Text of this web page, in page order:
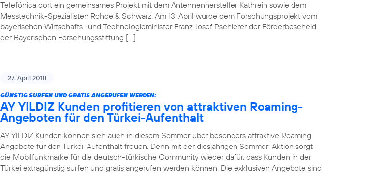
Telefónica dort ein gemeinsames Projekt mit dem Antennenhersteller Kathrein sowie dem
Messtechnik-Spezialisten Rohde & Schwarz. Am 13. April wurde dem Forschungsprojekt vom
bayerischen Wirtschafts- und Technologieminister Franz Josef Pschierer der Förderbescheid
der Bayerischen Forschungsstiftung […]
27. April 2018
GÜNSTIG SURFEN UND GRATIS ANGERUFEN WERDEN:
AY YILDIZ Kunden profitieren von attraktiven Roaming-
Angeboten für den Türkei-Aufenthalt
AY YILDIZ Kunden können sich auch in diesem Sommer über besonders attraktive Roaming-
Angebote für den Türkei-Aufenthalt freuen. Denn mit der diesjährigen Sommer-Aktion sorgt
die Mobilfunkmarke für die deutsch-türkische Community wieder dafür, dass Kunden in der
Türkei extragünstig surfen und gratis angerufen werden können. Die exklusiven Angebote sind